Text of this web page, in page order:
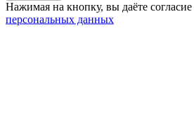
Нажимая на кнопку, вы даёте
персональных данных